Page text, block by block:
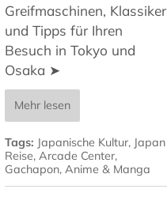
Greifmaschinen, Klassiker
und Tipps für Ihren
Besuch in Tokyo und
Osaka ➤
Mehr lesen
Tags: Japanische Kultur, Japan
Reise, Arcade Center,
Gachapon, Anime & Manga